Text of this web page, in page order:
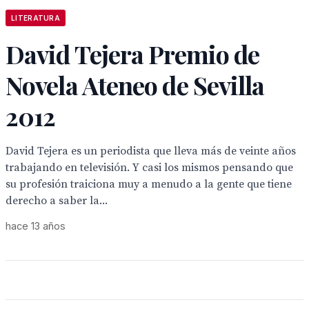
LITERATURA
David Tejera Premio de
Novela Ateneo de Sevilla
2012
David Tejera es un periodista que lleva más de veinte años
trabajando en televisión. Y casi los mismos pensando que
su profesión traiciona muy a menudo a la gente que tiene
derecho a saber la...
hace 13 años